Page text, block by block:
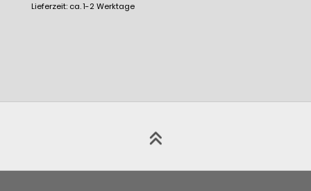
Lieferzeit: ca. 1-2 Werktage